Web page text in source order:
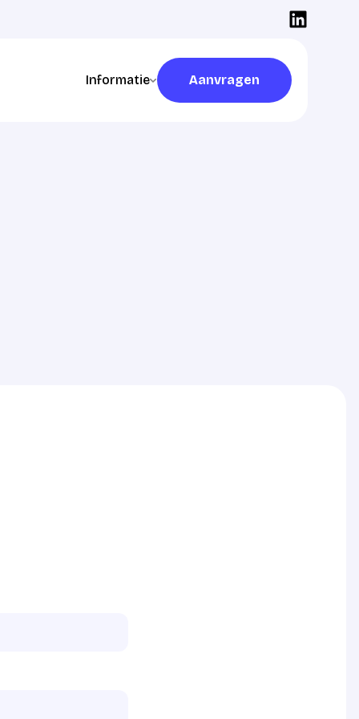
Informatie
Aanvragen
Aanvragen